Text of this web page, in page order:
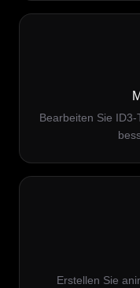
Bearbeiten Sie
Erstellen Sie